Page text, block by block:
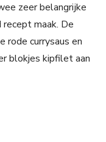
zeer belangrijke
maak. De
rode currysaus en
blokjes kipfilet aan